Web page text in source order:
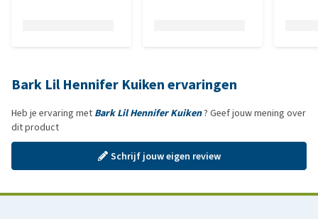
Bark Lil Hennifer Kuiken ervaringen
Heb je ervaring met Bark Lil Hennifer Kuiken? Geef jouw mening over
dit product
Schrijf jouw eigen review